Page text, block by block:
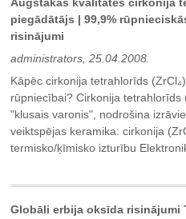
piegādātājs | 99,9%
risinājumi
administrators, 25.04.2008.
Kāpēc cirkonija tetrahlorīds
rūpniecībai? Cirkonija
"klusais varonis", nodrošina
veiktspējas keramika: cirkonija
termisko/ķīmisko izturību
Globāli erbija oksīda risinājumi